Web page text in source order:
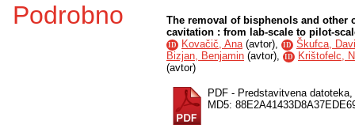
Podrobno
The removal of bisphenols and other
cavitation : from lab-scale to pilot-
ID Kovačič, Ana(avtor), ID
Škufca,
Bizjan, Benjamin (avtor), ID
Krištofelc,
(avtor)
PDF - Predstavitvena datoteka,
MD5: